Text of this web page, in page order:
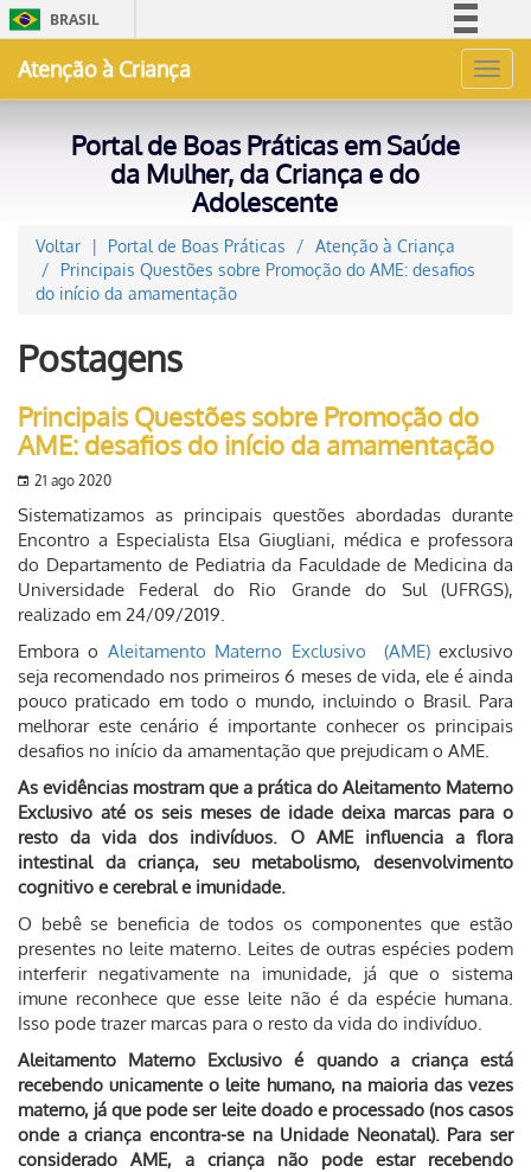
BRASIL
Acesso à informação
Canais
Atenção à Criança
Portal de Boas Práticas em Saúde
da Mulher, da Criança e do
Adolescente
Voltar Portal de Boas Práticas
Atenção à Criança
Principais Questões sobre Promoção do AME: desafios
do início da amamentação
Postagens
Principais Questões sobre Promoção do
AME: desafios do início da amamentação
21 ago 2020
Sistematizamos as principais questões abordadas durante
Encontro a Especialista Elsa Giugliani, médica e professora
do Departamento de Pediatria da Faculdade de Medicina da
Universidade Federal do Rio Grande do Sul (UFRGS),
realizado em 24/09/2019.
Embora o Aleitamento Materno Exclusivo (AME)exclusivo
seja recomendado nos primeiros 6 meses de vida, ele é ainda
pouco praticado em todo o mundo, incluindo o Brasil. Para
melhorar este cenário é importante conhecer os principais
desafios no início da amamentação que prejudicam o AME.
As evidências mostram que a prática do Aleitamento Materno
Exclusivo até os seis meses de idade deixa marcas para o
resto da vida dos indivíduos. O AME influencia a flora
intestinal da criança, seu metabolismo, desenvolvimento
cognitivo e cerebral e imunidade.
O bebê se beneficia de todos os componentes que estão
presentes no leite materno. Leites de outras espécies podem
interferir negativamente na imunidade, já que o sistema
imune reconhece que esse leite não é da espécie humana.
Isso pode trazer marcas para o resto da vida do indivíduo.
Aleitamento Materno Exclusivo é quando a criança está
recebendo unicamente o leite humano, na maioria das vezes
materno, já que pode ser leite doado e processado (nos casos
onde a criança encontra-se na Unidade Neonatal). Para ser
considerado AME, a criança não pode estar recebendo